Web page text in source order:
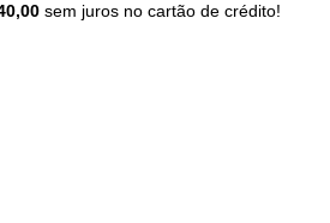
sem juros no cartão de crédito!